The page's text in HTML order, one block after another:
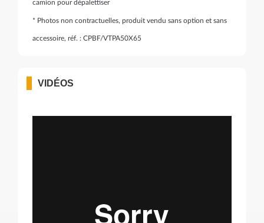
camion pour dépalettiser
* Photos non contractuelles, produit vendu sans option et sans
accessoire, réf. : CPBF/VTPA50X65
VIDÉOS